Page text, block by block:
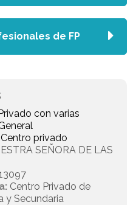
con varias
Centro privado
SEÑORA DE LAS
Centro Privado de
y Secundaria
de FP